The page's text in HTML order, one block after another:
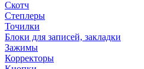
Скотч
Степлеры
Точилки
Блоки для записей, закладки
Зажимы
Корректоры